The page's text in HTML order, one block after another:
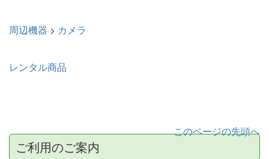
周辺機器 > カメラ
レンタル商品
このページの先頭へ
ご利用のご案内